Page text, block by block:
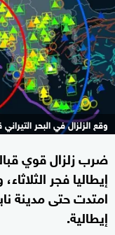
وقع الزلزال في البحر
ضرب زلزال قوي
إيطاليا فجر
امتدت حتى مدينة
إيطالية.